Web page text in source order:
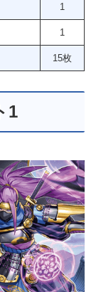
1
1
15枚
1